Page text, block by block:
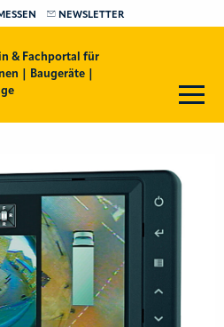
NEWSLETTER
& Fachportal für
| Baugeräte |